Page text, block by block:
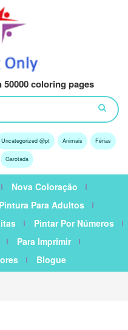
coloring pages
Uncategorized @pt Animais Férias
Garotada
Nova Coloração
Pintura Para Adultos
Pintar Por Números
Para Imprimir
Blogue